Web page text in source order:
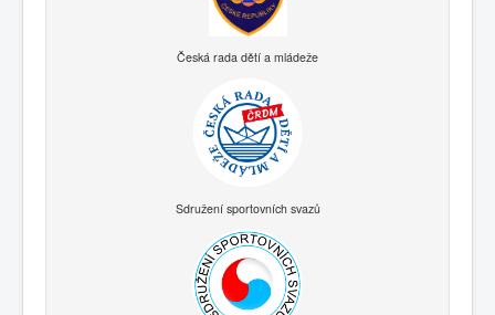
Česká rada dětí a mládeže
Sdružení sportovních svazů